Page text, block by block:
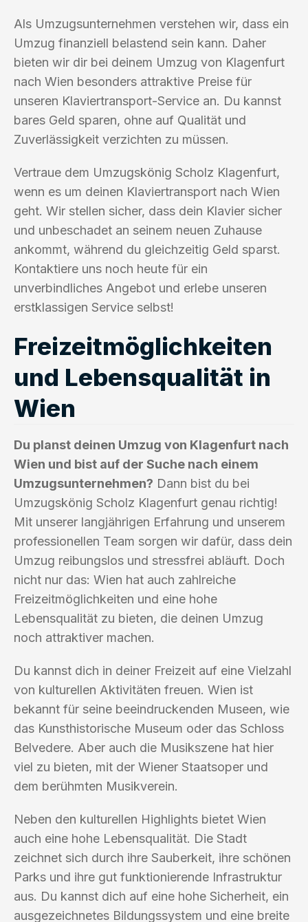
Als Umzugsunternehmen verstehen wir, dass ein
Umzug finanziell belastend sein kann. Daher
bieten wir dir bei deinem Umzug von Klagenfurt
nach Wien besonders attraktive Preise für
unseren Klaviertransport-Service an. Du kannst
bares Geld sparen, ohne auf Qualität und
Zuverlässigkeit verzichten zu müssen.
Vertraue dem Umzugskönig Scholz Klagenfurt,
wenn es um deinen Klaviertransport nach Wien
geht. Wir stellen sicher, dass dein Klavier sicher
und unbeschadet an seinem neuen Zuhause
ankommt, während du gleichzeitig Geld sparst.
Kontaktiere uns noch heute für ein
unverbindliches Angebot und erlebe unseren
erstklassigen Service selbst!
Freizeitmöglichkeiten
und Lebensqualität in
Wien
Du planst deinen Umzug von Klagenfurt nach
Wien und bist auf der Suche nach einem
Umzugsunternehmen? Dann bist du bei
Umzugskönig Scholz Klagenfurt genau richtig!
Mit unserer langjährigen Erfahrung und unserem
professionellen Team sorgen wir dafür, dass dein
Umzug reibungslos und stressfrei abläuft. Doch
nicht nur das: Wien hat auch zahlreiche
Freizeitmöglichkeiten und eine hohe
Lebensqualität zu bieten, die deinen Umzug
noch attraktiver machen.
Du kannst dich in deiner Freizeit auf eine Vielzahl
von kulturellen Aktivitäten freuen. Wien ist
bekannt für seine beeindruckenden Museen, wie
das Kunsthistorische Museum oder das Schloss
Belvedere. Aber auch die Musikszene hat hier
viel zu bieten, mit der Wiener Staatsoper und
dem berühmten Musikverein.
Neben den kulturellen Highlights bietet Wien
auch eine hohe Lebensqualität. Die Stadt
zeichnet sich durch ihre Sauberkeit, ihre schönen
Parks und ihre gut funktionierende Infrastruktur
aus. Du kannst dich auf eine hohe Sicherheit, ein
ausgezeichnetes Bildungssystem und eine breite